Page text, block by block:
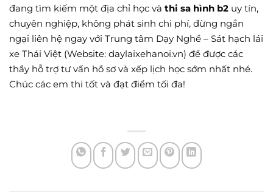
đang tìm kiếm một địa chỉ học và thi sa hình b2 uy tín,
chuyên nghiệp, không phát sinh chi phí, đừng ngần
ngại liên hệ ngay với Trung tâm Dạy Nghề – Sát hạch lái
xe Thái Việt (Website: daylaixehanoi.vn) để được các
thầy hỗ trợ tư vấn hồ sơ và xếp lịch học sớm nhất nhé.
Chúc các em thi tốt và đạt điểm tối đa!